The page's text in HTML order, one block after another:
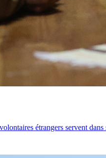
étrangers servent dans